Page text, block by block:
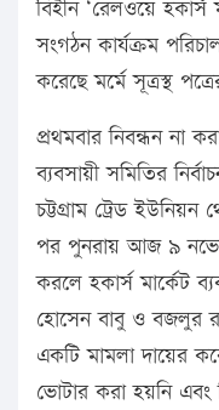
বিহীন ‘রেলওয়ে হকার্স
সংগঠন কার্যক্রম
করেছে মর্মে সূত্রস্থ
প্রথমবার নিবন্ধন না
ব্যবসায়ী সমিতির
চট্টগ্রাম ট্রেড
পর পুনরায় আজ ৯
করলে হকার্স মার্কেট
হোসেন বাবু ও বজলুর
একটি মামলা দায়ের
ভোটার করা হয়নি এবং